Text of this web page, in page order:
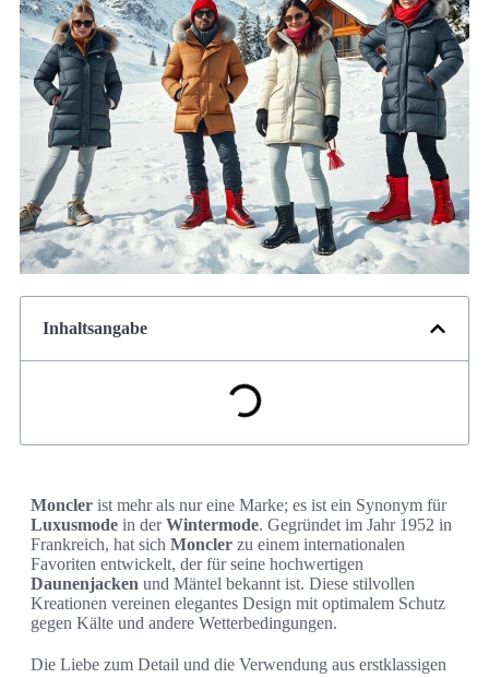
Inhaltsangabe
Moncler ist mehr als nur eine Marke; es ist ein Synonym für
Luxusmode in derWintermode. Gegründet im Jahr 1952 in
Frankreich, hat sich Moncler zu einem internationalen
Favoriten entwickelt, der für seine hochwertigen
Daunenjacken und Mäntel bekannt ist. Diese stilvollen
Kreationen vereinen elegantes Design mit optimalem Schutz
gegen Kälte und andere Wetterbedingungen.
Die Liebe zum Detail und die Verwendung aus erstklassigen